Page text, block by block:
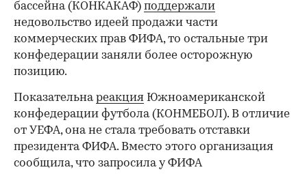
бассейна (КОНКАКАФ) поддержали
недовольство идеей продажи части
коммерческих прав ФИФА, то остальные три
конфедерации заняли более осторожную
позицию.
Показательнареакция Южноамериканской
конфедерации футбола (КОНМЕБОЛ). В отличие
от УЕФА, она не стала требовать отставки
президента ФИФА. Вместо этого организация
сообщила, что запросила у ФИФА